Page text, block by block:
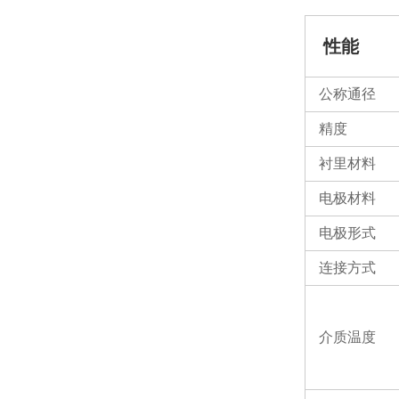
性能
公称通径
精度
衬里材料
电极材料
电极形式
连接方式
介质温度